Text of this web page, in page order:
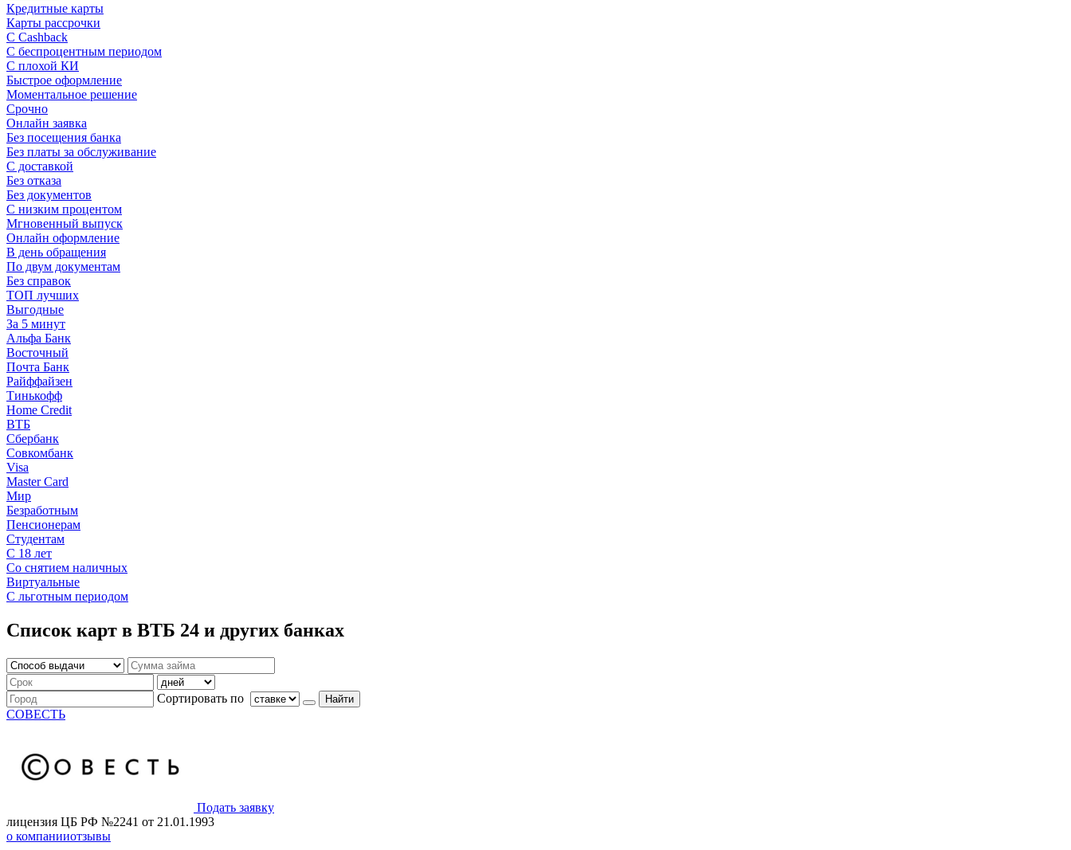
Кредитные карты
Карты рассрочки
C Cashback
С беспроцентным периодом
С плохой КИ
Быстрое оформление
Моментальное решение
Срочно
Онлайн заявка
Без посещения банка
Без платы за обслуживание
С доставкой
Без отказа
Без документов
С низким процентом
Мгновенный выпуск
Онлайн оформление
В день обращения
По двум документам
Без справок
ТОП лучших
Выгодные
За 5 минут
Альфа Банк
Восточный
Почта Банк
Райффайзен
Тинькофф
Home Credit
ВТБ
Сбербанк
Совкомбанк
Visa
Master Card
Мир
Безработным
Пенсионерам
Студентам
С 18 лет
Со снятием наличных
Виртуальные
С льготным периодом
Список карт в ВТБ 24 и других банках
Сортировать по Найти
СОВЕСТЬ
Подать заявку
лицензия ЦБ РФ №2241 от 21.01.1993
о компанииотзывы